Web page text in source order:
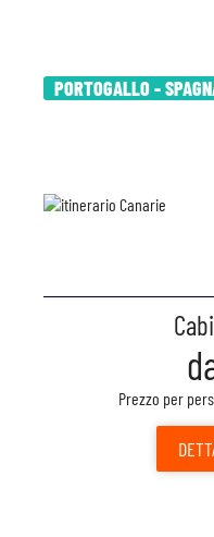
PORTOGALLO -
Prezzo per